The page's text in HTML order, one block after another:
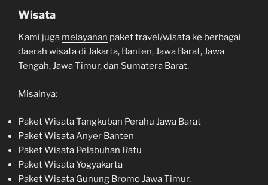
Wisata
Kami juga melayanan paket travel/wisata ke berbagai
daerah wisata di Jakarta, Banten, Jawa Barat, Jawa
Tengah, Jawa Timur, dan Sumatera Barat.
Misalnya:
Paket Wisata Tangkuban Perahu Jawa Barat
Paket Wisata Anyer Banten
Paket Wisata Pelabuhan Ratu
Paket Wisata Yogyakarta
Paket Wisata Gunung Bromo Jawa Timur.